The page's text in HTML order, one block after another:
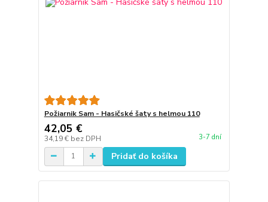
Požiarnik Sam - Hasičské šaty s helmou 110
42,05 €
34,19 € bez DPH 3-7 dní
Pridať do košíka